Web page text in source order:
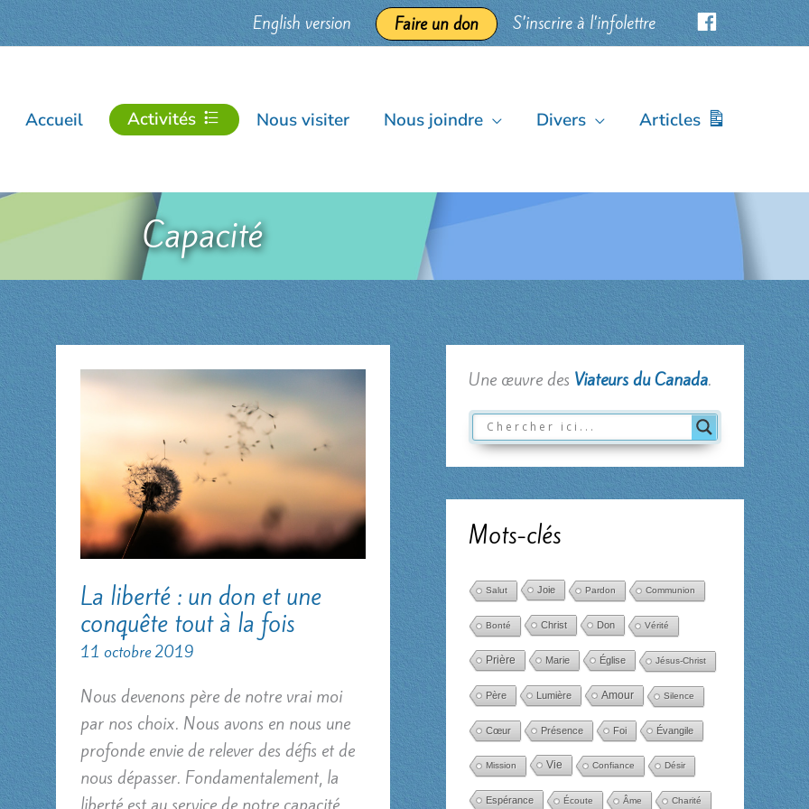
English version Faire un don S’inscrire à l’infolettre
Accueil Activités Nous visiter Nous joindre Divers Articles
Capacité
La liberté : un don et une
conquête tout à la fois
11 octobre 2019
Nous devenons père de notre vrai moi
par nos choix. Nous avons en nous une
profonde envie de relever des défis et de
nous dépasser. Fondamentalement, la
Une œuvre des Viateurs du Canada.
Mots-clés
Salut Joie Pardon Communion
Bonté Christ Don Vérité
Prière Marie Église Jésus-Christ
Père Lumière Amour Silence
Cœur Présence Foi Évangile
Mission Vie Confiance Désir
Espérance Écoute Âme Charité